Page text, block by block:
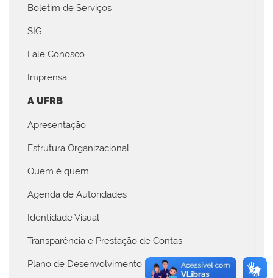
Boletim de Serviços
SIG
Fale Conosco
Imprensa
A UFRB
Apresentação
Estrutura Organizacional
Quem é quem
Agenda de Autoridades
Identidade Visual
Transparência e Prestação de Contas
Plano de Desenvolvimento Institucional (PDI)